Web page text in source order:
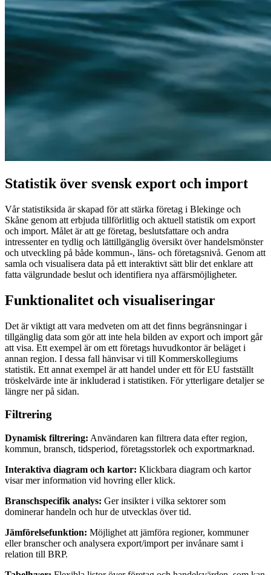
Statistik över svensk export och import
Vår statistiksida är skapad för att stärka företag i Blekinge och
Skåne genom att erbjuda tillförlitlig och aktuell statistik om export
och import. Målet är att ge företag, beslutsfattare och andra
intressenter en tydlig och lättillgänglig översikt över handelsmönster
och utveckling på både kommun-, läns- och företagsnivå. Genom att
samla och visualisera data på ett interaktivt sätt blir det enklare att
fatta välgrundade beslut och identifiera nya affärsmöjligheter.
Funktionalitet och visualiseringar
Det är viktigt att vara medveten om att det finns begränsningar i
tillgänglig data som gör att inte hela bilden av export och import går
att visa. Ett exempel är om ett företags huvudkontor är beläget i
annan region. I dessa fall hänvisar vi till Kommerskollegiums
statistik. Ett annat exempel är att handel under ett för EU fastställt
tröskelvärde inte är inkluderad i statistiken. För ytterligare detaljer se
längre ner på sidan.
Filtrering
Dynamisk filtrering: Användaren kan filtrera data efter region,
kommun, bransch, tidsperiod, företagsstorlek och exportmarknad.
Interaktiva diagram och kartor: Klickbara diagram och kartor
visar mer information vid hovring eller klick.
Branschspecifik analys: Ger insikter i vilka sektorer som
dominerar handeln och hur de utvecklas över tid.
Jämförelsefunktion: Möjlighet att jämföra regioner, kommuner
eller branscher och analysera export/import per invånare samt i
relation till BRP.